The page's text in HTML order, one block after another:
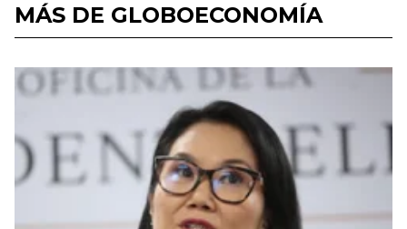
MÁS DE GLOBOECONOMÍA